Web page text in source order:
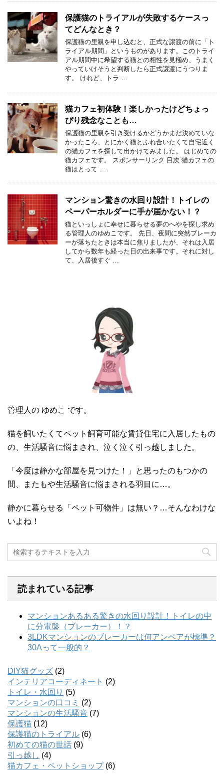
保護猫のトライアルが失敗するケースっ
てどんなとき？
保護猫の里親を申し込むと、正式な譲渡の前に「ト
ライアル期間」というものがあります。このトライ
アル期間中に希望する猫との相性を見極め、うまく
やっていけそうと判断したら正式譲渡にうつりま
す。 けれど、トラ …
猫カフェ初体験！楽しかったけどちょっ
ぴり残念なことも…
保護猫の里親を引き受けるかどうかまだ決めていな
かったころ、とにかく猫とふれ合いたくて自宅近く
の猫カフェを探して出かけてみました。 はじめての
猫カフェです。 スポンサーリンク 目次 猫カフェの
猫はとって …
マンション驚きの水回り設計！トイレの
ペーパーホルダーに手が届かない！？
猫といっしょに幸せに暮らせる夢のへやを探し求め
る管理人のゆめこです。 先日、夜間に突然ブレーカ
ーが落ちたときは本当に焦りましたが、それは入居
してから数年も経った日の出来事です。それに対し
て、入居後すぐ …
管理人の ゆめこ です。
猫を飼いたくてペット飼育可能な賃貸住宅に入居したもの
の、生活騒音に悩まされ、泣く泣く引っ越しました。
「今度は静かな部屋を見つけた！」と思ったのもつかの
間、またもや生活騒音に悩まされる羽目に…。
静かに暮らせる「ペット可物件」は無い？…そんなわけな
いよね！
読まれている記事
DIY猫グッズ (2)
インテリアコーディネート (2)
トイレ・水回り (5)
マンションの口コミ (2)
マンションの生活騒音 (7)
保護猫 (12)
保護猫のトライアル (6)
初めての猫の世話 (9)
引っ越し (4)
猫カフェ・ペットショップ(6)